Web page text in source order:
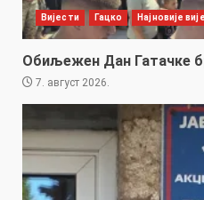
Вијести Гацко Најновије
Обиљежен Дан Гатачке
7. август 2026.